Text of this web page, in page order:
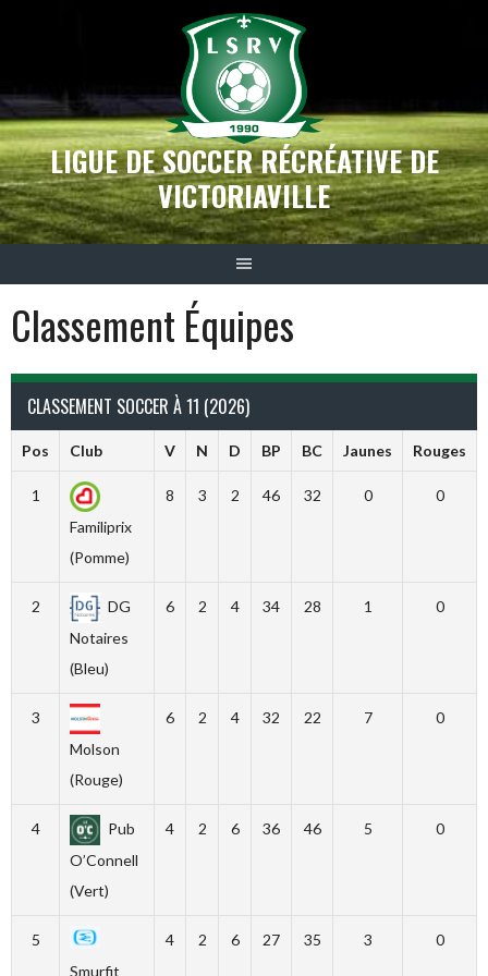
LIGUE DE SOCCER RÉCRÉATIVE DE
VICTORIAVILLE
Classement Équipes
CLASSEMENT SOCCER À 11 (2026)
Pos Club V N D BP BC Jaunes Rouges
1
Familiprix
(Pomme)
8 3 2 46 32 0 0
2
DG
Notaires
(Bleu)
6 2 4 34 28 1 0
3
Molson
(Rouge)
6 2 4 32 22 7 0
4
Pub
O’Connell
(Vert)
4 2 6 36 46 5 0
5
Smurfit
4 2 6 27 35 3 0